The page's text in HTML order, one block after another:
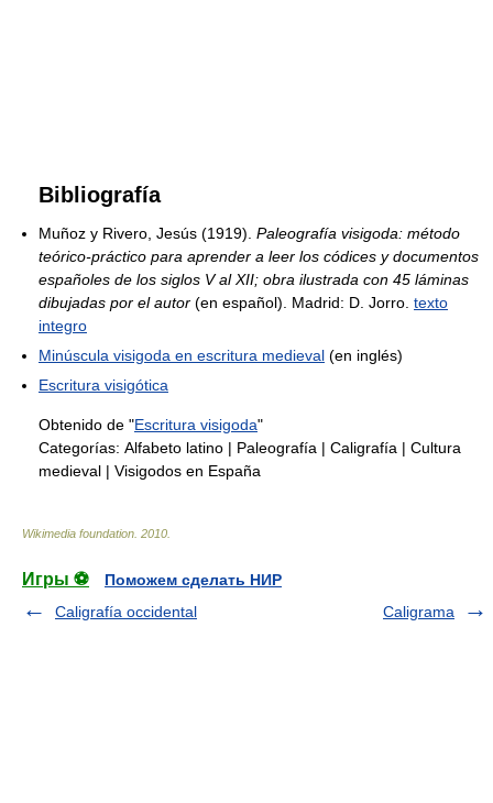
Bibliografía
Muñoz y Rivero, Jesús (1919). Paleografía visigoda: método
teórico-práctico para aprender a leer los códices y documentos
españoles de los siglos V al XII; obra ilustrada con 45 láminas
dibujadas por el autor (en español). Madrid: D. Jorro. texto
integro
Minúscula visigoda en escritura medieval (en inglés)
Escritura visigótica
Obtenido de "Escritura visigoda"
Categorías: Alfabeto latino | Paleografía | Caligrafía | Cultura
medieval | Visigodos en España
Wikimedia foundation 2010
Игры ⚽
Поможем сделать НИР
Caligrafía occidental
Caligrama